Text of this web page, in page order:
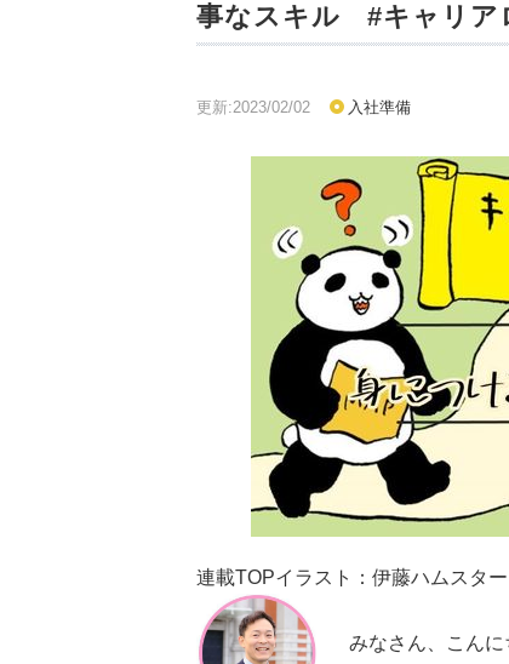
事なスキル #キャリア
更新:2023/02/02 入社準備
連載TOPイラスト：伊藤ハムスター
みなさん、こんに